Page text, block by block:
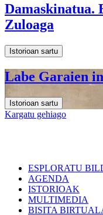
Damaskinatua.
Zuloaga
Istorioan sartu
Labe Garaien
Istorioan sartu
Kargatu gehiago
ESPLORATU
AGENDA
ISTORIOAK
MULTIMEDIA
BISITA